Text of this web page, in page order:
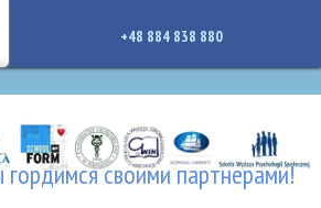
site-verification:
+48 884 838 880
своими партнерами!